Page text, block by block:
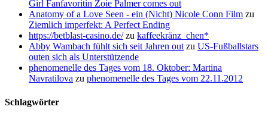
Girl Fanfavoritin Zoie Palmer comes out
Anatomy of a Love Seen - ein (Nicht) Nicole Conn Film zu
Ziemlich imperfekt: A Perfect Ending
https://betblast-casino.de/zu kaffeekränz_chen*
Abby Wambach fühlt sich seit Jahren outzu US-Fußballstars
outen sich als Unterstützende
phenomenelle des Tages vom 18. Oktober: Martina
Navratilova zu phenomenelle des Tages vom 22.11.2012
Schlagwörter